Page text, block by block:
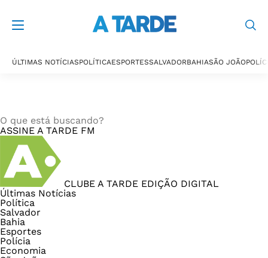
ÚLTIMAS NOTÍCIASPOLÍTICAESPORTESSALVADORBAHIASÃO JOÃO
ASSINE A TARDE FM
CLUBE A TARDE EDIÇÃO DIGITAL
Últimas Notícias
Política
Salvador
Bahia
Esportes
Polícia
Economia